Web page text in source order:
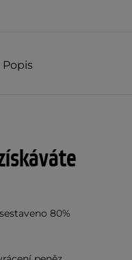
Popis
80%